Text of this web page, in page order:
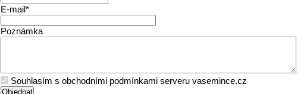
E-mail*
Poznámka
Souhlasím s obchodními podmínkami serveru vasemince.cz